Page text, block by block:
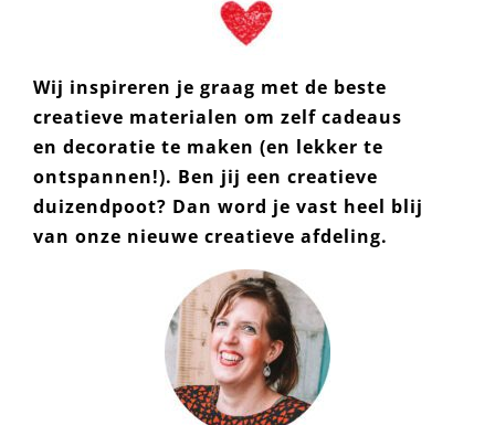
Wij inspireren je graag met de beste
creatieve materialen om zelf cadeaus
en decoratie te maken (en lekker te
ontspannen!). Ben jij een creatieve
duizendpoot? Dan word je vast heel blij
van onze nieuwe creatieve afdeling.